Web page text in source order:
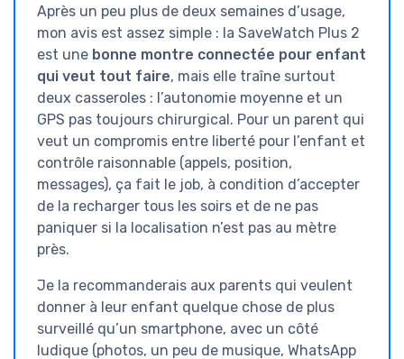
Après un peu plus de deux semaines d’usage,
mon avis est assez simple : la SaveWatch Plus 2
est une bonne montre connectée pour enfant
qui veut tout faire, mais elle traîne surtout
deux casseroles : l’autonomie moyenne et un
GPS pas toujours chirurgical. Pour un parent qui
veut un compromis entre liberté pour l’enfant et
contrôle raisonnable (appels, position,
messages), ça fait le job, à condition d’accepter
de la recharger tous les soirs et de ne pas
paniquer si la localisation n’est pas au mètre
près.
Je la recommanderais aux parents qui veulent
donner à leur enfant quelque chose de plus
surveillé qu’un smartphone, avec un côté
ludique (photos, un peu de musique, WhatsApp